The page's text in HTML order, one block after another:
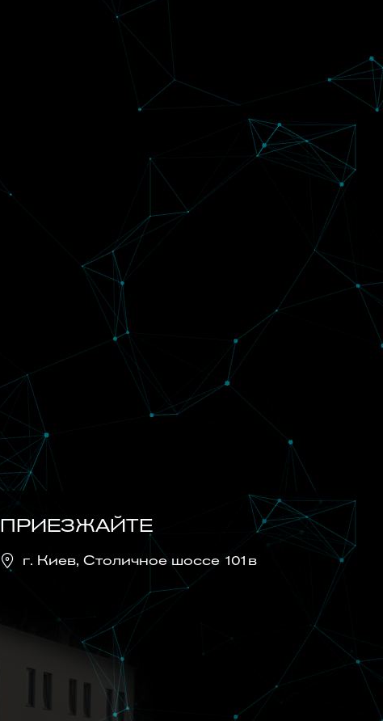
ПРИЕЗЖАЙТЕ
г. Киев, Cтоличное шоссе 101в